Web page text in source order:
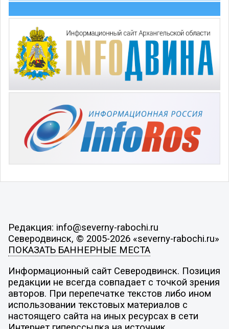
Редакция: info@severny-rabochi.ru
Северодвинск, © 2005-2026 «severny-rabochi.ru»
ПОКАЗАТЬ БАННЕРНЫЕ МЕСТА
Информационный сайт Северодвинск. Позиция
редакции не всегда совпадает с точкой зрения
авторов. При перепечатке текстов либо ином
использовании текстовых материалов с
настоящего сайта на иных ресурсах в сети